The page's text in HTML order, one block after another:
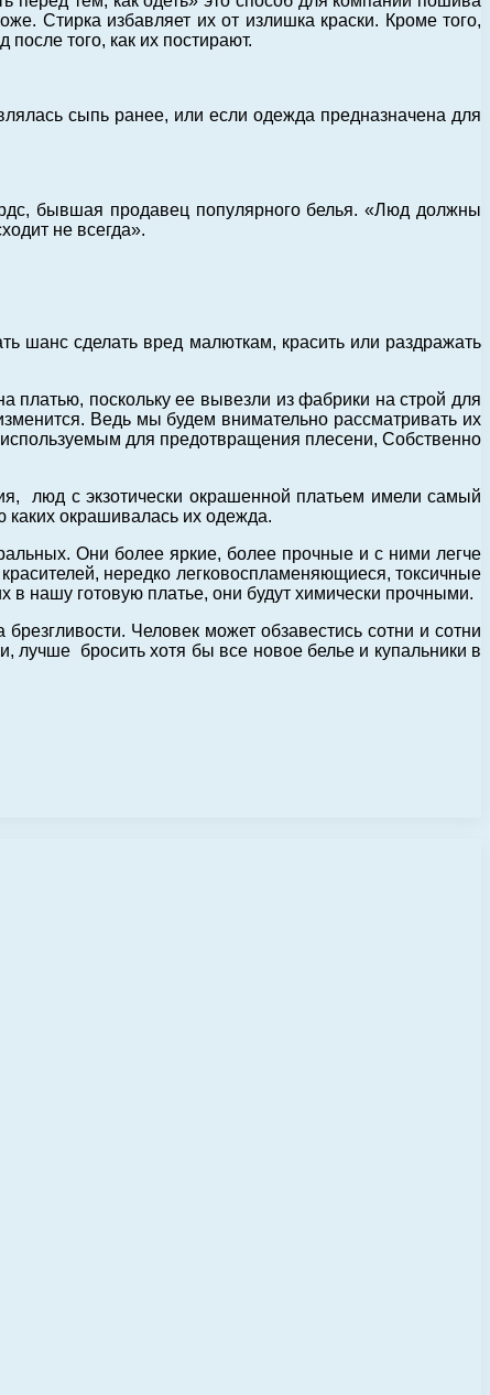
Стирка избавляет их от излишка краски. Кроме того,
того, как их постирают.
сыпь ранее, или если одежда предназначена для
бывшая продавец популярного белья. «Люд должны
не всегда».
шанс сделать вред малюткам, красить или раздражать
платью, поскольку ее вывезли из фабрики на строй для
Ведь мы будем внимательно рассматривать их
для предотвращения плесени, Собственно
люд с экзотически окрашенной платьем имели самый
каких окрашивалась их одежда.
Они более яркие, более прочные и с ними легче
нередко легковоспламеняющиеся, токсичные
в нашу готовую платье, они будут химически прочными.
Человек может обзавестись сотни и сотни
лучше бросить хотя бы все новое белье и купальники в